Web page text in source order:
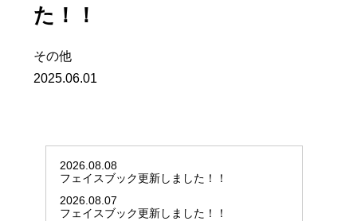
た！！
その他
2025.06.01
2026.08.08
フェイスブック更新しました！！
2026.08.07
フェイスブック更新しました！！